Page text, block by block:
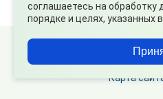
соглашаетесь на обработку
порядке и целях, указанных
© 2026 Официальный сайт
Среднеуральск
Карта